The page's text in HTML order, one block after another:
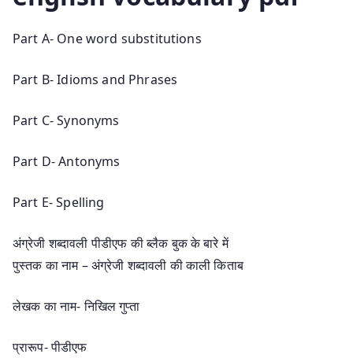
Part A- One word substitutions
Part B- Idioms and Phrases
Part C- Synonyms
Part D- Antonyms
Part E- Spelling
अंग्रेजी शब्दावली पीडीएफ की ब्लैक बुक के बारे में
पुस्तक का नाम – अंग्रेजी शब्दावली की काली किताब
लेखक का नाम- निखिल गुप्ता
प्रारूप- पीडीएफ